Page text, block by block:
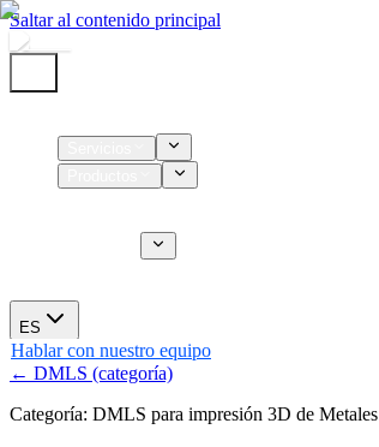
Saltar al contenido principal
ES
Hablar con nuestro equipo
← DMLS (categoría)
Categoría: DMLS para impresión 3D de Metales